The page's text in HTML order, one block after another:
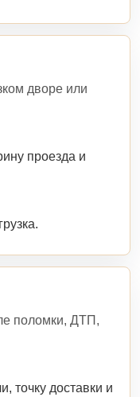
дворе или
проезда и
поломки, ДТП,
точку доставки и